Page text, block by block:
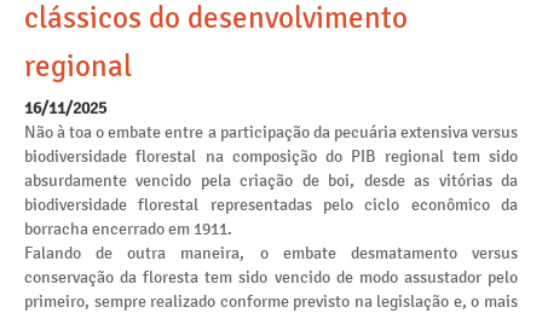
clássicos do desenvolvimento
regional
16/11/2025
Não à toa o embate entre a participação da pecuária extensiva versus
biodiversidade florestal na composição do PIB regional tem sido
absurdamente vencido pela criação de boi, desde as vitórias da
biodiversidade florestal representadas pelo ciclo econômico da
borracha encerrado em 1911.
Falando de outra maneira, o embate desmatamento versus
conservação da floresta tem sido vencido de modo assustador pelo
primeiro, sempre realizado conforme previsto na legislação e, o mais